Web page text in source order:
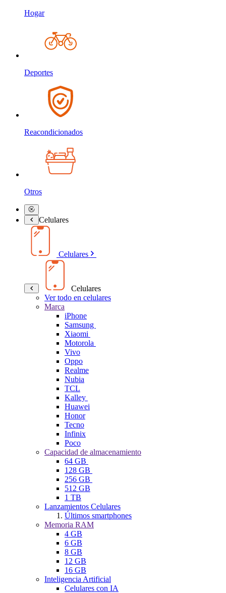
Hogar
Deportes
Reacondicionados
Otros
Celulares
Celulares
Celulares
Ver todo en celulares
Marca
iPhone
Samsung
Xiaomi
Motorola
Vivo
Oppo
Realme
Nubia
TCL
Kalley
Huawei
Honor
Tecno
Infinix
Poco
Capacidad de almacenamiento
64 GB
128 GB
256 GB
512 GB
1 TB
Lanzamientos Celulares
Últimos smartphones
Memoria RAM
4 GB
6 GB
8 GB
12 GB
16 GB
Inteligencia Artificial
Celulares con IA